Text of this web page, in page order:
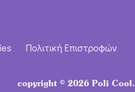
Πολιτική Επιστροφών
copyright © 2026 Poli Cool.